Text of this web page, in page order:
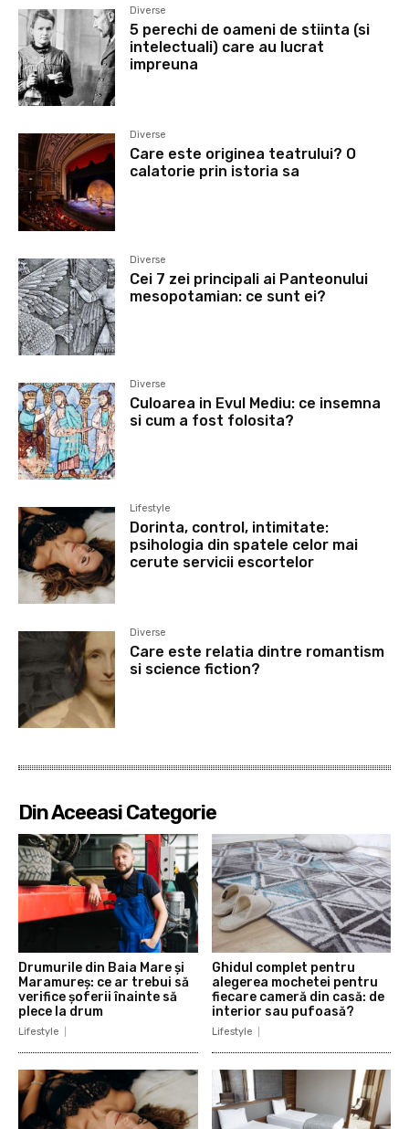
Diverse
5 perechi de oameni de stiinta (si
intelectuali) care au lucrat
impreuna
Diverse
Care este originea teatrului? O
calatorie prin istoria sa
Diverse
Cei 7 zei principali ai Panteonului
mesopotamian: ce sunt ei?
Diverse
Culoarea in Evul Mediu: ce insemna
si cum a fost folosita?
Lifestyle
Dorinta, control, intimitate:
psihologia din spatele celor mai
cerute servicii escortelor
Diverse
Care este relatia dintre romantism
si science fiction?
Din Aceeasi Categorie
Drumurile din Baia Mare și
Maramureș: ce ar trebui să
verifice șoferii înainte să
plece la drum
Lifestyle
Ghidul complet pentru
alegerea mochetei pentru
fiecare cameră din casă: de
interior sau pufoasă?
Lifestyle